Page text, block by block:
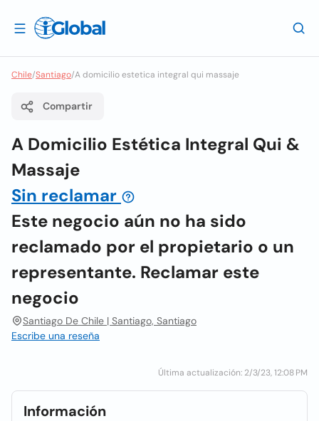
Chile/Santiago/A domicilio estetica integral qui massaje
Compartir
A Domicilio Estética Integral Qui &
Massaje
Sin reclamar
Este negocio aún no ha sido
reclamado por el propietario o un
representante. Reclamar este
negocio
Santiago De Chile | Santiago, Santiago
Escribe una reseña
Última actualización: 2/3/23, 12:08 PM
Información